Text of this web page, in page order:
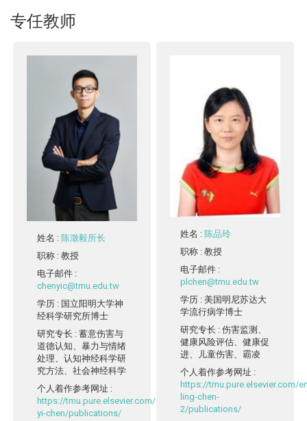
专任教师
姓名 :陈澂毅所长
职称 : 教授
电子邮件 :
chenyic@tmu.edu.tw
学历 : 国立阳明大学神
经科学研究所博士
研究专长 : 蓄意伤害与
道德认知、暴力与情绪
处理、认知神经科学研
究方法、社会神经科学
个人着作参考网址 :
https://tmu.pure.elsevier.com/en/persons/cheng-
yi-chen/publications/
姓名 : 陈品玲
职称 : 教授
电子邮件 :
plchen@tmu.edu.tw
学历 : 美国明尼苏达大
学流行病学博士
研究专长 : 伤害监测、
健康风险评估、健康促
进、儿童伤害、霸凌
个人着作参考网址 :
https://tmu.pure.elsevier.com/
ling-chen-
2/publications/